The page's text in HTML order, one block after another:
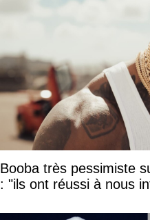
Booba très pessimiste
: "ils ont réussi à nous